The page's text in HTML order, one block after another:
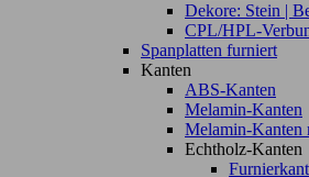
Dekore: Stein |
CPL/HPL-
Spanplatten furniert
Kanten
ABS-Kanten
Melamin-Kanten
Melamin-Kanten
Echtholz-Kanten